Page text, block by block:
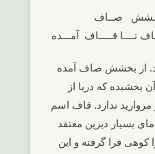
صــاف
قـــــاف آمـــده
از بخشش صاف آمده
بخشیده که دریا از
ندارد. قاف اسم
بسیار دیرین معتقد
کوهی فرا گرفته و این